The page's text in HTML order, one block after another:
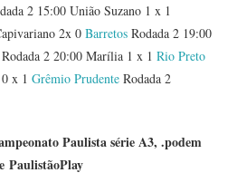
2 15:00 União Suzano 1 x 1
2x 0Barretos Rodada 2 19:00
2 20:00 Marília 1 x 1Rio Preto
0 x 1Grêmio Prudente Rodada 2
Paulista série A3,.podem
PaulistãoPlay